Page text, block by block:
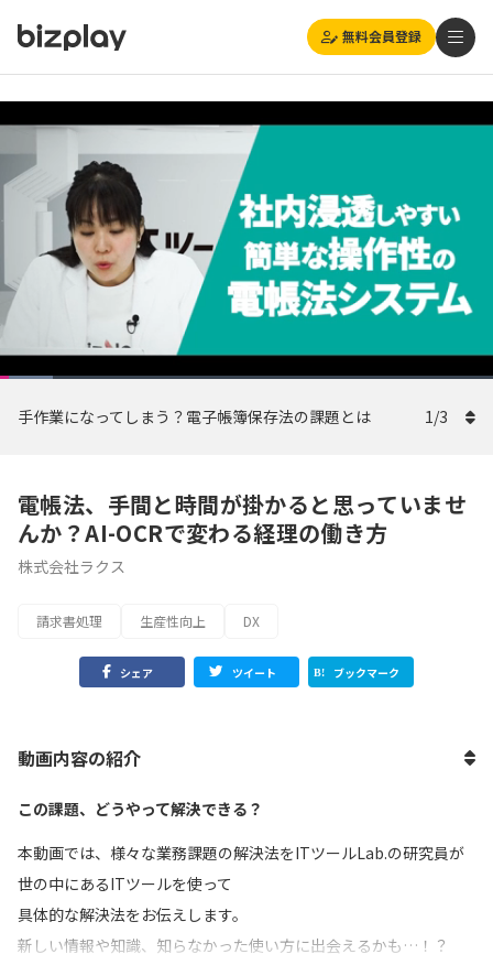
無料会員登録
Loaded:
手作業になってしまう？電子帳簿保存法の課題とは 1/3
電帳法、手間と時間が掛かると思っていませ
んか？AI-OCRで変わる経理の働き方
株式会社ラクス
請求書処理 生産性向上 DX
シェア ツイート ブックマーク
動画内容の紹介
この課題、どうやって解決できる？
本動画では、様々な業務課題の解決法をITツールLab.の研究員が
世の中にあるITツールを使って
具体的な解決法をお伝えします。
新しい情報や知識、知らなかった使い方に出会えるかも…！？